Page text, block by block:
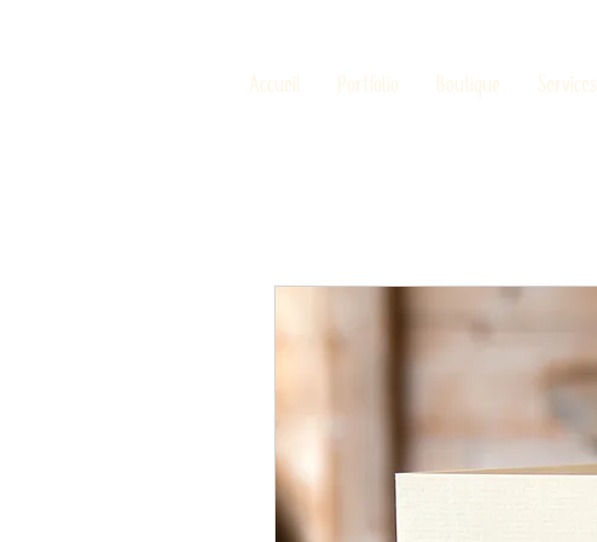
Accueil Portfolio Boutique Services